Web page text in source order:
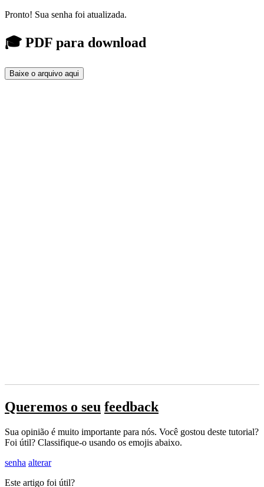
Pronto! Sua senha foi atualizada.
🎓 PDF para download
Baixe o arquivo aqui
Queremos o seu feedback
Sua opinião é muito importante para nós. Você gostou deste tutorial?
Foi útil? Classifique-o usando os emojis abaixo.
senha alterar
Este artigo foi útil?